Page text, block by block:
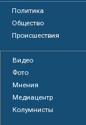
Политика
Общество
Происшествия
Видео
Фото
Мнения
Медиацентр
Колумнисты